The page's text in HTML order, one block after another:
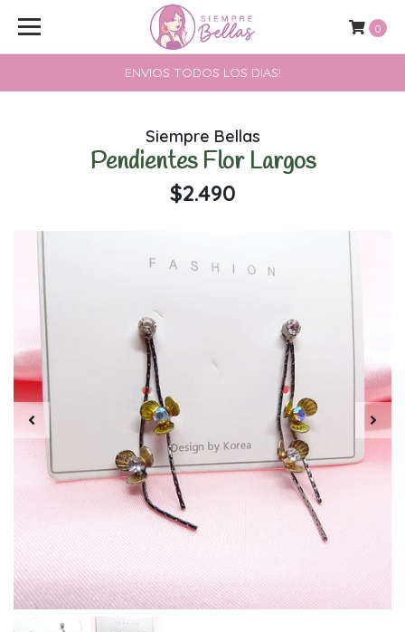
ENVIOS TODOS LOS DIAS!
0
Siempre Bellas
Pendientes Flor Largos
$2.490